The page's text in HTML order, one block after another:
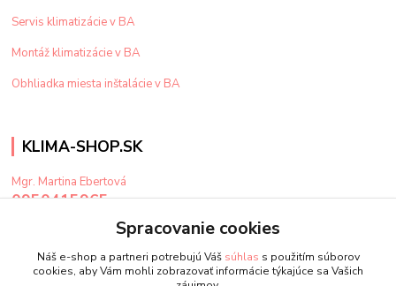
Servis klimatizácie v BA
Montáž klimatizácie v BA
Obhliadka miesta inštalácie v BA
KLIMA-SHOP.SK
Mgr. Martina Ebertová
0950415965
klima@klima-shop.sk
Spracovanie cookies
Náš e-shop a partneri potrebujú Váš súhlas s použitím súborov
cookies, aby Vám mohli zobrazovať informácie týkajúce sa Vašich